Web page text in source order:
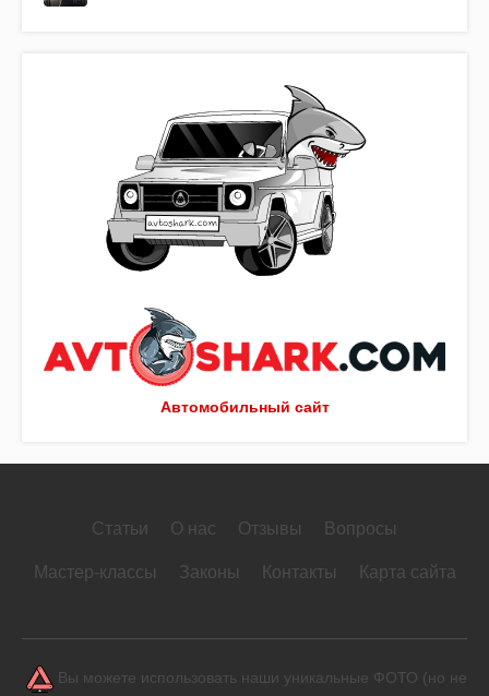
Автомобильный сайт
Статьи О нас Отзывы Вопросы
Мастер-классы Законы Контакты Карта сайта
Вы можете использовать наши уникальные ФОТО (но не